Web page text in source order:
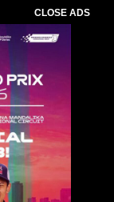
CLOSE ADS